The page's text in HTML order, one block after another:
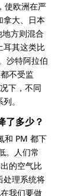
使欧洲在严
拿大、日本
方则混合
耳其这类比
沙特阿拉伯
不受监
下，不同
。
了多少？
和 PM 都下
。人们常
的空气比
处理系统将
我们要做